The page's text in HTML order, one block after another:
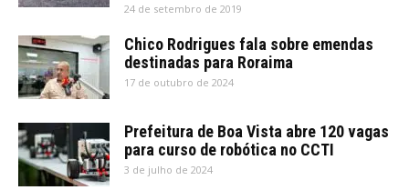
24 de setembro de 2019
Chico Rodrigues fala sobre emendas
destinadas para Roraima
17 de outubro de 2024
Prefeitura de Boa Vista abre 120 vagas
para curso de robótica no CCTI
3 de julho de 2024